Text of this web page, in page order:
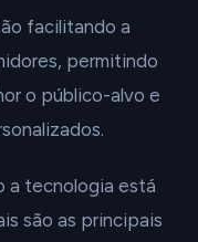
facilitando a
permitindo
o público-alvo e
a tecnologia está
são as principais